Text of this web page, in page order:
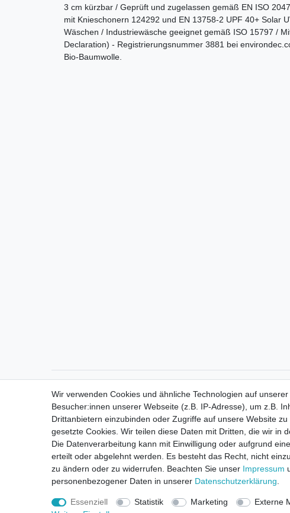
3 cm kürzbar / Geprüft und zugelassen gemäß EN ISO
mit Knieschonern 124292 und EN 13758-2 UPF 40+ Solar
Wäschen / Industriewäsche geeignet gemäß ISO 15797 /
Declaration) - Registrierungsnummer 3881 bei
Bio-Baumwolle.
Widerrufsrecht
Wir verwenden Cookies und ähnliche Technologien auf
Besucher:innen unserer Webseite (z.B. IP-Adresse), um z.B.
Drittanbietern einzubinden oder Zugriffe auf unsere Website
gesetzte Cookies. Wir teilen diese Daten mit Dritten, die wir in
Die Datenverarbeitung kann mit Einwilligung oder aufgrund
erteilt oder abgelehnt werden. Es besteht das Recht, nicht
zu ändern oder zu widerrufen. Beachten Sie unser Impressum
personenbezogener Daten in unserer Daten­schutz­erklärung
Essenziell Statistik Marketing Externe